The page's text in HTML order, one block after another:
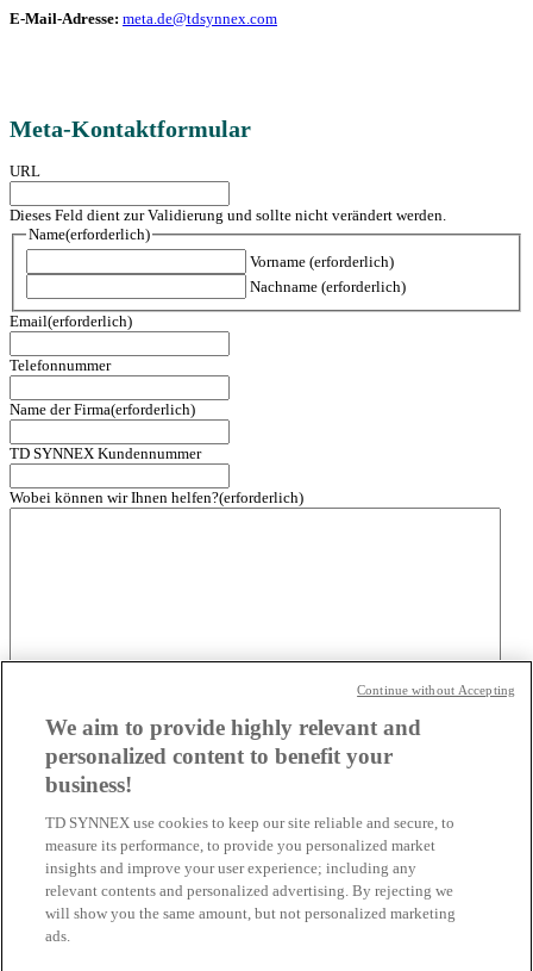
E-Mail-Adresse: meta.de@tdsynnex.com
Meta-Kontaktformular
URL
Dieses Feld dient zur Validierung und sollte nicht verändert werden.
Name(erforderlich)
Vorname (erforderlich)
Nachname (erforderlich)
Email(erforderlich)
Telefonnummer
Name der Firma(erforderlich)
TD SYNNEX Kundennummer
Wobei können wir Ihnen helfen?(erforderlich)
Max. Dateigröße: 32 MB.
Datenschutz
(erforderlich)
Experten der TD SYNNEX Germany GmbH & Co. OHG weitere
Informationen und eine Beratung zu erhalten. Mit der Eingabe meiner
Daten erkläre ich mich einverstanden, dass die TD SYNNEX Germany
GmbH & Co. OHG diese zur Ausführung der angefragten
Kontaktaufnahme verwendet. Meine Einwilligung kann ich jederzeit für
die Zukunft per E-Mail an marcom-services@tdsynnex.comwiderrufen.
(erforderlich)
We aim to provide highly relevant and
personalized content to benefit your
business!
TD SYNNEX use cookies to keep our site reliable and secure, to
measure its performance, to provide you personalized market
insights and improve your user experience; including any
relevant contents and personalized advertising. By rejecting we
will show you the same amount, but not personalized marketing
ads.
Continue without Accepting